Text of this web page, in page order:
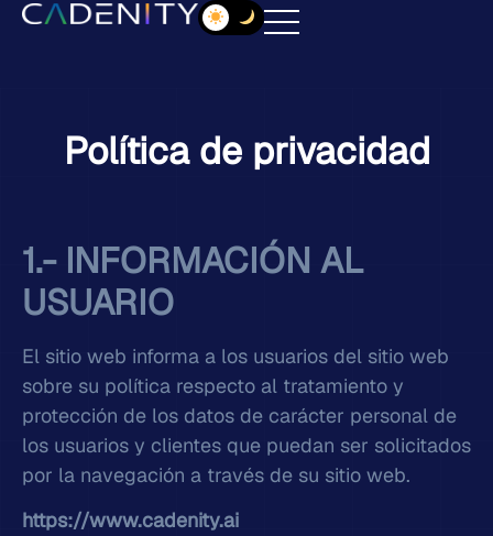
Política de privacidad
1.- INFORMACIÓN AL
USUARIO
El sitio web informa a los usuarios del sitio web
sobre su política respecto al tratamiento y
protección de los datos de carácter personal de
los usuarios y clientes que puedan ser solicitados
por la navegación a través de su sitio web.
https://www.cadenity.ai